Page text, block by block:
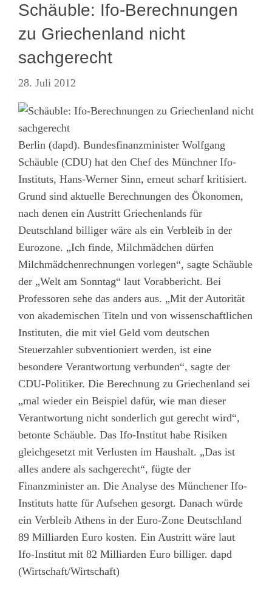
Schäuble: Ifo-Berechnungen
zu Griechenland nicht
sachgerecht
28. Juli 2012
Berlin (dapd). Bundesfinanzminister Wolfgang
Schäuble (CDU) hat den Chef des Münchner Ifo-
Instituts, Hans-Werner Sinn, erneut scharf kritisiert.
Grund sind aktuelle Berechnungen des Ökonomen,
nach denen ein Austritt Griechenlands für
Deutschland billiger wäre als ein Verbleib in der
Eurozone. „Ich finde, Milchmädchen dürfen
Milchmädchenrechnungen vorlegen“, sagte Schäuble
der „Welt am Sonntag“ laut Vorabbericht. Bei
Professoren sehe das anders aus. „Mit der Autorität
von akademischen Titeln und von wissenschaftlichen
Instituten, die mit viel Geld vom deutschen
Steuerzahler subventioniert werden, ist eine
besondere Verantwortung verbunden“, sagte der
CDU-Politiker. Die Berechnung zu Griechenland sei
„mal wieder ein Beispiel dafür, wie man dieser
Verantwortung nicht sonderlich gut gerecht wird“,
betonte Schäuble. Das Ifo-Institut habe Risiken
gleichgesetzt mit Verlusten im Haushalt. „Das ist
alles andere als sachgerecht“, fügte der
Finanzminister an. Die Analyse des Münchener Ifo-
Instituts hatte für Aufsehen gesorgt. Danach würde
ein Verbleib Athens in der Euro-Zone Deutschland
89 Milliarden Euro kosten. Ein Austritt wäre laut
Ifo-Institut mit 82 Milliarden Euro billiger. dapd
(Wirtschaft/Wirtschaft)